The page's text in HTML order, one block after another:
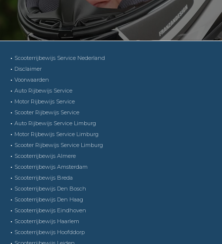
Scooterrijbewijs Service Nederland
Disclaimer
Voorwaarden
Auto Rijbewijs Service
Motor Rijbewijs Service
Scooter Rijbewijs Service
Auto Rijbewijs Service Limburg
Motor Rijbewijs Service Limburg
Scooter Rijbewijs Service Limburg
Scooterrijbewijs Almere
Scooterrijbewijs Amsterdam
Scooterrijbewijs Breda
Scooterrijbewijs Den Bosch
Scooterrijbewijs Den Haag
Scooterrijbewijs Eindhoven
Scooterrijbewijs Haarlem
Scooterrijbewijs Hoofddorp